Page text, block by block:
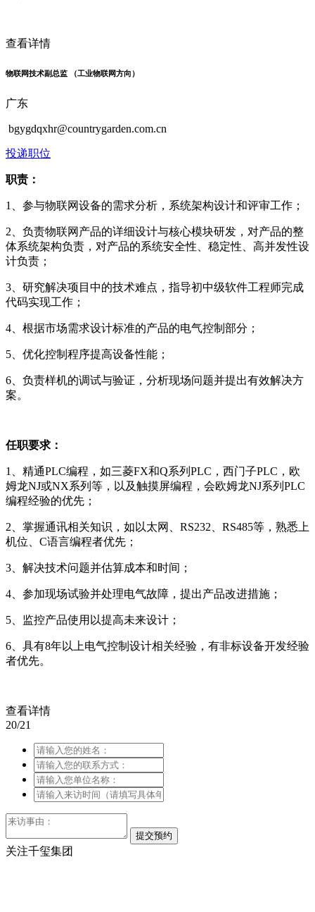
查看详情
物联网技术副总监 （工业物联网方向）
广东
bgygdqxhr@countrygarden.com.cn
投递职位
职责：
1、参与物联网设备的需求分析，系统架构设计和评审工作；
2、负责物联网产品的详细设计与核心模块研发，对产品的整
体系统架构负责，对产品的系统安全性、稳定性、高并发性设
计负责；
3、研究解决项目中的技术难点，指导初中级软件工程师完成
代码实现工作；
4、根据市场需求设计标准的产品的电气控制部分；
5、优化控制程序提高设备性能；
6、负责样机的调试与验证，分析现场问题并提出有效解决方
案。
任职要求：
1、精通PLC编程，如三菱FX和Q系列PLC，西门子PLC，欧
姆龙NJ或NX系列等，以及触摸屏编程，会欧姆龙NJ系列PLC
编程经验的优先；
2、掌握通讯相关知识，如以太网、RS232、RS485等，熟悉上
机位、C语言编程者优先；
3、解决技术问题并估算成本和时间；
4、参加现场试验并处理电气故障，提出产品改进措施；
5、监控产品使用以提高未来设计；
6、具有8年以上电气控制设计相关经验，有非标设备开发经验
者优先。
查看详情
20/21
关注千玺集团